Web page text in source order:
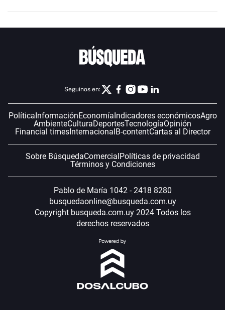
Seguinos en:
PolíticaInformaciónEconomíaIndicadores económicosAgro
AmbienteCulturaDeportesTecnologíaOpinión
Financial timesInternacionalB-contentCartas al Director
Sobre BúsquedaComercialPolíticas de privacidad
Términos y Condiciones
Pablo de María 1042 - 2418 8280
busquedaonline@busqueda.com.uy
Copyright busqueda.com.uy 2024 Todos los
derechos reservados